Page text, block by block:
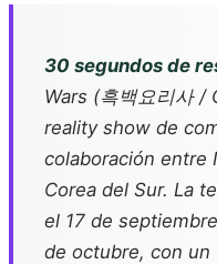
30 segundos de
Wars (흑백요리사 /
reality show de
colaboración entre
Corea del Sur. La
el 17 de
de octubre, con un